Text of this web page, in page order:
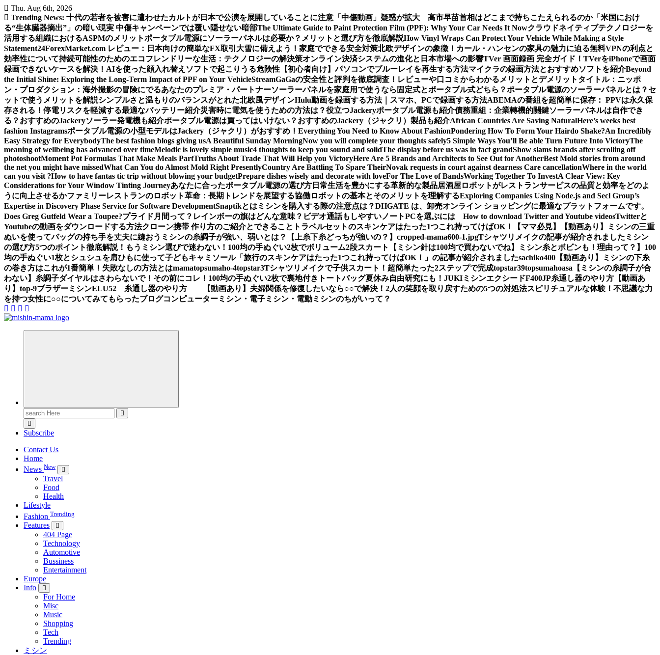
Skip
to
content
Thu. Aug 6th, 2026
Trending News: 十代の若者を被害に遭わせたカルトが日本で公演を展開していることに注意 「中傷動画」疑惑が拡大 高市早苗首相はどこまで持ちこたえられるのか「米国におけ
る“生体臓器摘出”」の暗い現実 中傷キャンペーンでは覆い隠せない暗部The Ultimate Guide to Paint Protection Film (PPF): Why Your Car Needs It Nowクラウドネイティブテクノロジーを
活用する組織におけるASPMのメリットポータブル電源にソーラーパネルは必要か？メリットと選び方を徹底解説How Vinyl Wraps Can Protect Your Vehicle While Making a Style
Statement24ForexMarket.com レビュー：日本向けの簡単なFX取引 大雪に備えよう！家庭でできる安全対策北欧デザインの象徴！カール・ハンセンの家具の魅力に迫る無料VPNの利点と
効率性について持続可能性のためのエコフレンドリーな生活：テクノロジーの解決策オンライン決済システムの進化と日本市場への影響TVer 画面録画 完全ガイド！TVerをiPhoneで画面
録画できないケースを解決！ AIを使った顔入れ替えソフトで起こりうる危険性 【初心者向け】パソコンでブルーレイを再生する方法マイクラの録画方法とおすすめソフトを紹介Beyond
the Initial Shine: Exploring the Long-Term Impact of PPF on Your VehicleStreamGaGaの安全性と評判を徹底調査！レビューや口コミからわかるメリットとデメリット タイトル：ニッポ
ン・プロダクション：海外撮影の冒険にでるあなたのプレミア・パートナーソーラーパネルを家庭用で使うなら固定式とポータブル式どちら？ポータブル電源のソーラーパネルとは？セ
ットで使うメリットを解説シンプルさと温もりのバランスがとれた北欧風デザインHulu動画を録画する方法｜スマホ、PCで録画する方法ABEMAの番組を超簡単に保存： PPVは永久保
存される！ 停電リスクを軽減する最適なバッテリー紹介災害時に電気を使うための方法は？役立つJackeryポータブル電源も紹介債務重組：企業轉機的關鍵ソーラーパネルは自作でき
る？おすすめのJackeryソーラー発電機も紹介ポータブル電源は買ってはいけない？おすすめのJackery（ジャクリ）製品も紹介African Countries Are Saving NaturalHere’s weeks best
fashion Instagramsポータブル電源の小型モデルはJackery（ジャクリ）がおすすめ！ Everything You Need to Know About FashionPondering How To Form Your Hairdo Shake?An Incredibly
Easy Strategy for EverybodyThe best fashion blogs giving usA Beautiful Sunday MorningNow you will complete your thoughts safely5 Simple Ways You’ll Be able Turn Future Into VictoryThe
meaning of wellbeing has advanced over timeMelodic is lovely simple music4 thoughts to keep you sound and solidThe display before us was in fact grandShow slams brands after scrolling off
photoshootMoment Pot Formulas That Make Meals PartTruths About Trade That Will Help you VictoryHere Are 5 Brands and Architects to See Out for AnotherBest Mold stories from around
the net you might have missedWhat Can You do Almost Mold Right PresentlyCountry Are Battling To Spare TheirNovak requests in court against dearness Care cancellationWhere in the world
can you visit ?How to have fantas tic trip without blowing your budgetPrepare dishes wisely and decorate with loveFor The Love of BandsWorking Together To InvestA Clear View: Key
Considerations for Your Window Tinting Journeyあなたに合ったポータブル電源の選び方 日常生活を豊かにする革新的な製品居酒屋ロボットがレストランサービスの品質と効率をどのよ
うに向上させるかファミリーレストランのロボット革命：長期トレンドを展望する協働ロボットの基本とそのメリットを理解するExploring Companies Using Node.js and Secl Group’s
Expertise in Discovery Phase Service for Software DevelopmentSnaptikとは ミシンを購入する際の注意点は？DHGATE は、卸売オンライン ショッピングに最適なプラットフォームです。
Does Greg Gutfeld Wear a Toupee?プライド月間って？レインボーの旗はどんな意味？ ビデオ通話もしやすいノートPCを選ぶには How to download Twitter and Youtube videosTwitterと
Youtubeの動画をダウンロードする方法クローン携帯 作り方のご紹介とできること トラベルセットのスキンケアはたった1つこれ持ってけばOK！【ママ必見】
【動画あり】ミシンの三重
ぬいを使ってバッグの持ち手を丈夫に縫おう ミシンの糸調子が強い、弱いとは？【上糸下糸どっちが強いの？】 cropped-mama600-1.jpgTシャツリメイクの記事が紹介されました ミシン
の選び方5つのポイント徹底解説！もうミシン選びで迷わない！ 100均の手ぬぐい2枚でボリューム2段スカート 【ミシン針は100均で買わないでね】ミシン糸とボビンも！理由って？】 100
均の手ぬぐい1枚とシュシュを肩ひもに使って子どもキャミソール「旅行のスキンケアはたった1つこれ持ってけばOK！」の記事が紹介されましたsachiko400 【動画あり】ミシンの下糸
の巻き方はこれが1番簡単！失敗なしの方法とはmamatopsumaho-4topstar3Tシャツリメイクで子供スカート！超簡単たった2ステップで完成topstar39topsumahoasa 【ミシンの糸調子が合
わない】糸調子ダイヤルはさわらないで！その前にコレ！ 100均の手ぬぐい2枚で裏地付きトートバッグ夏休み自由研究にも！ JUKIミシンエクシードF400JP糸通し器のやり方【動画あ
り】 top-9ブラザーミシンELU52 糸通し器のやり方 【動画あり】 夫婦関係を修復したいなら○○で解決！2人の笑顔を取り戻すための5つの対処法スピリチュアルな体験！不思議な力
を持つ女性に○○についてみてもらったブログコンピューターミシン・電子ミシン・電動ミシンのちがいって？
Search
for:
Subscribe
Contact Us
Home
News New
Travel
Food
Health
Lifestyle
Fashion Trending
Features
404 Page
Technology
Automotive
Bussiness
Entertainment
Europe
Info
For Home
Misc
Music
Shopping
Tech
Trending
ミシン